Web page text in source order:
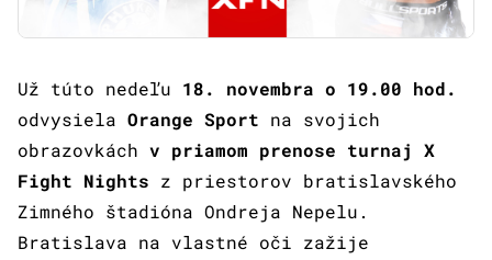
Už túto nedeľu 18. novembra o 19.00 hod.
odvysiela Orange Sport na svojich
obrazovkách v priamom prenose turnaj X
Fight Nights z priestorov bratislavského
Zimného štadióna Ondreja Nepelu.
Bratislava na vlastné oči zažije